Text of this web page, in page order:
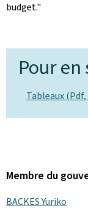
budget."
Pour
Tableaux (Pdf,
Membre du
BACKES Yuriko